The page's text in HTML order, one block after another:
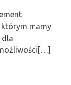
którym mamy
dla